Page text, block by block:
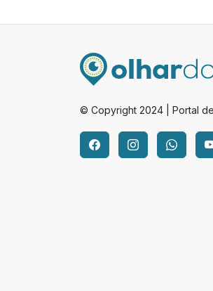
© Copyright 2024 | Portal